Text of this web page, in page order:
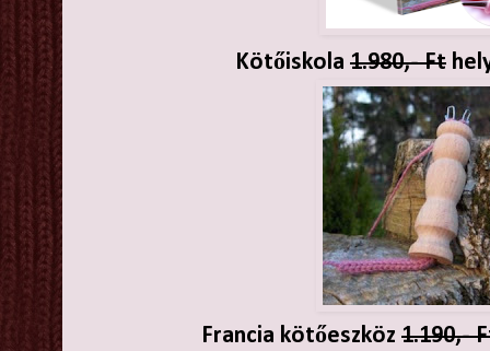
Kötőiskola 1.980,- Ft
Francia kötőeszköz 1.190,-